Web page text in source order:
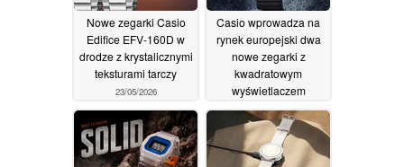
Nowe zegarki Casio
Edifice EFV-160D w
drodze z krystalicznymi
teksturami tarczy
23/05/2026
Casio wprowadza na
rynek europejski dwa
nowe zegarki z
kwadratowym
wyświetlaczem
cyfrowym23/05/2026